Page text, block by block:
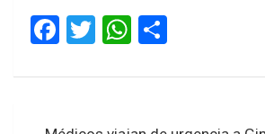
F
ce
T
tt
W
at ar